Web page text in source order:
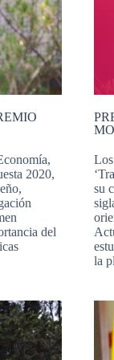
2020,
del
su
la